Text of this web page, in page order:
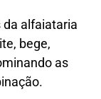
da alfaiataria
bege,
as